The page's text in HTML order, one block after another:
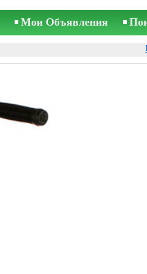
Мои Объявления